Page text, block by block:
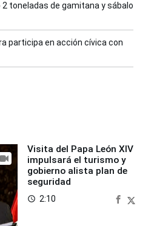
toneladas de gamitana y sábalo
participa en acción cívica con
Visita del Papa León XIV
impulsará el turismo y
gobierno alista plan de
seguridad
access_time 2:10